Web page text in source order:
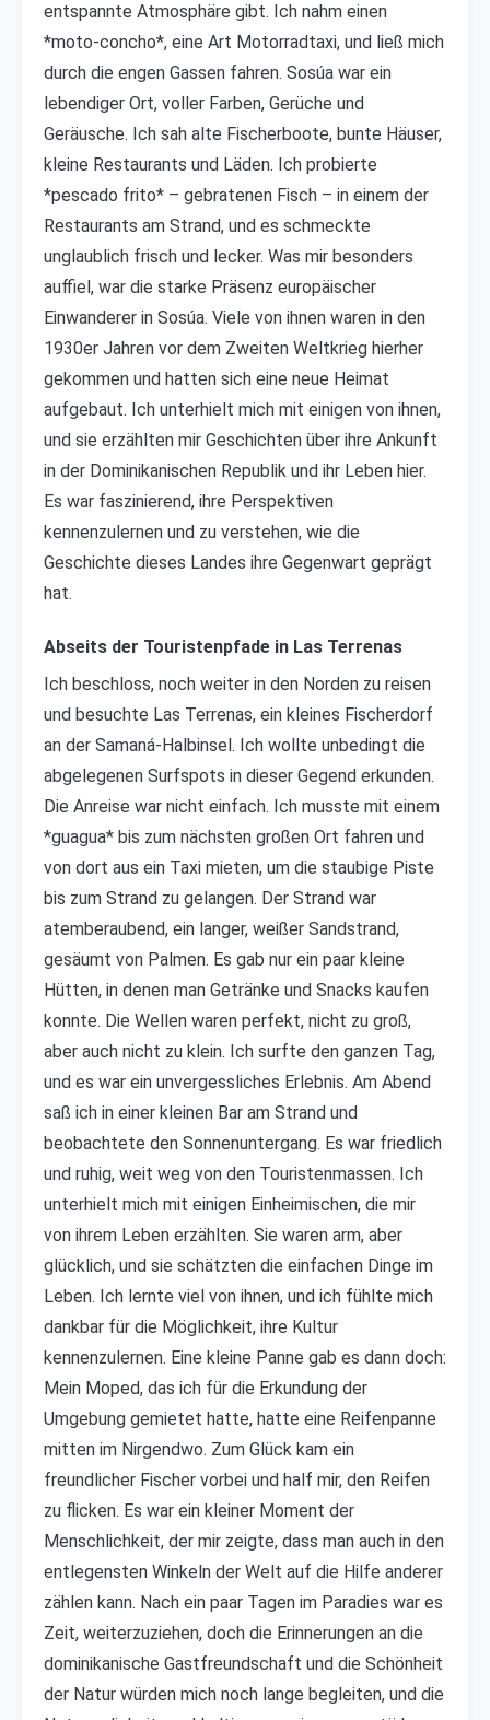
entspannte Atmosphäre gibt. Ich nahm einen
*moto-concho*, eine Art Motorradtaxi, und ließ mich
durch die engen Gassen fahren. Sosúa war ein
lebendiger Ort, voller Farben, Gerüche und
Geräusche. Ich sah alte Fischerboote, bunte Häuser,
kleine Restaurants und Läden. Ich probierte
*pescado frito* – gebratenen Fisch – in einem der
Restaurants am Strand, und es schmeckte
unglaublich frisch und lecker. Was mir besonders
auffiel, war die starke Präsenz europäischer
Einwanderer in Sosúa. Viele von ihnen waren in den
1930er Jahren vor dem Zweiten Weltkrieg hierher
gekommen und hatten sich eine neue Heimat
aufgebaut. Ich unterhielt mich mit einigen von ihnen,
und sie erzählten mir Geschichten über ihre Ankunft
in der Dominikanischen Republik und ihr Leben hier.
Es war faszinierend, ihre Perspektiven
kennenzulernen und zu verstehen, wie die
Geschichte dieses Landes ihre Gegenwart geprägt
hat.
Abseits der Touristenpfade in Las Terrenas
Ich beschloss, noch weiter in den Norden zu reisen
und besuchte Las Terrenas, ein kleines Fischerdorf
an der Samaná-Halbinsel. Ich wollte unbedingt die
abgelegenen Surfspots in dieser Gegend erkunden.
Die Anreise war nicht einfach. Ich musste mit einem
*guagua* bis zum nächsten großen Ort fahren und
von dort aus ein Taxi mieten, um die staubige Piste
bis zum Strand zu gelangen. Der Strand war
atemberaubend, ein langer, weißer Sandstrand,
gesäumt von Palmen. Es gab nur ein paar kleine
Hütten, in denen man Getränke und Snacks kaufen
konnte. Die Wellen waren perfekt, nicht zu groß,
aber auch nicht zu klein. Ich surfte den ganzen Tag,
und es war ein unvergessliches Erlebnis. Am Abend
saß ich in einer kleinen Bar am Strand und
beobachtete den Sonnenuntergang. Es war friedlich
und ruhig, weit weg von den Touristenmassen. Ich
unterhielt mich mit einigen Einheimischen, die mir
von ihrem Leben erzählten. Sie waren arm, aber
glücklich, und sie schätzten die einfachen Dinge im
Leben. Ich lernte viel von ihnen, und ich fühlte mich
dankbar für die Möglichkeit, ihre Kultur
kennenzulernen. Eine kleine Panne gab es dann doch:
Mein Moped, das ich für die Erkundung der
Umgebung gemietet hatte, hatte eine Reifenpanne
mitten im Nirgendwo. Zum Glück kam ein
freundlicher Fischer vorbei und half mir, den Reifen
zu flicken. Es war ein kleiner Moment der
Menschlichkeit, der mir zeigte, dass man auch in den
entlegensten Winkeln der Welt auf die Hilfe anderer
zählen kann. Nach ein paar Tagen im Paradies war es
Zeit, weiterzuziehen, doch die Erinnerungen an die
dominikanische Gastfreundschaft und die Schönheit
der Natur würden mich noch lange begleiten, und die